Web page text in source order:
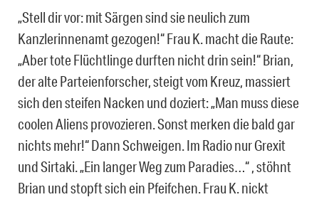
„Stell dir vor: mit Särgen sind sie neulich zum
Kanzlerinnenamt gezogen!“ Frau K. macht die Raute:
„Aber tote Flüchtlinge durften nicht drin sein!“ Brian,
der alte Parteienforscher, steigt vom Kreuz, massiert
sich den steifen Nacken und doziert: „Man muss diese
coolen Aliens provozieren. Sonst merken die bald gar
nichts mehr!“ Dann Schweigen. Im Radio nur Grexit
und Sirtaki. „Ein langer Weg zum Paradies…“ , stöhnt
Brian und stopft sich ein Pfeifchen. Frau K. nickt